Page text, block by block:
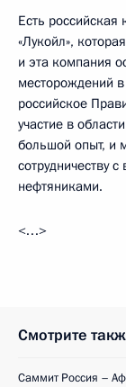
Есть российская
«Лукойл»,
и эта компания
месторождений
российское
участие в
большой опыт, и
сотрудничеству
нефтяниками.
<…>
Смотрите
Саммит Россия –